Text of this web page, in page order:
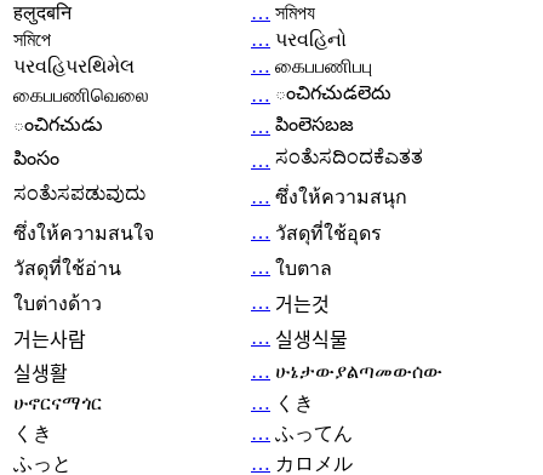
हलुदबनि
… সমিপয
সমিপে
… પરવહિનો
પરવહિપરથિમેલ
… கைபபணிபபு
கைபபணிவெலை
… ంచిగచుడలెదు
ంచిగచుడు
… పింలెసబజ
పింసం
… ಸಂತೆುಸದಿಂದಕೆಎತತ
ಸಂತೆುಸಪಡುವುದು
… ซึ่งให้ความสนุก
ซึ่งให้ความสนใจ
… วัสดุที่ใช้อุดร
วัสดุที่ใช้อ่าน
… ใบตาล
ใบต่างด้าว
… 거는것
거는사람
… 실생식물
실생활
… ሁኔታውያልጣመውሰው
ሁኖርናማጎር
… くき
くき
… ふってん
ふっと
… カロメル